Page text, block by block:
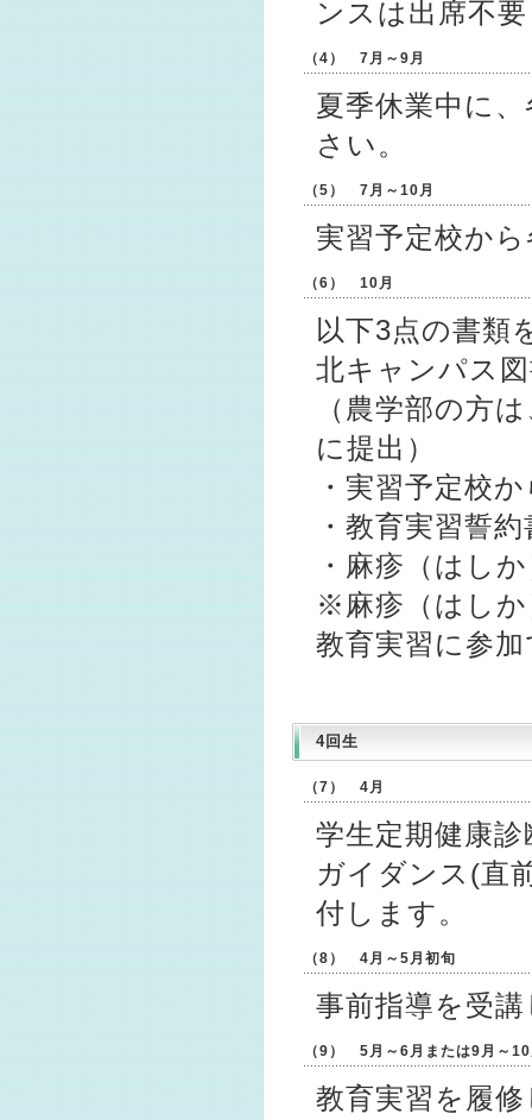
ンスは出席不要
（4） 7月～9月
夏季休業中に
さい。
（5） 7月～10月
実習予定校か
（6） 10月
以下3点の書類
北キャンパス
（農学部の方
に提出）
・実習予定校
・教育実習誓約
・麻疹（はし
※麻疹（はしか
教育実習に参
4回生
（7） 4月
学生定期健康
ガイダンス(直
付します。
（8） 4月～5月初旬
事前指導を受
（9） 5月～6月または9月～
教育実習を履